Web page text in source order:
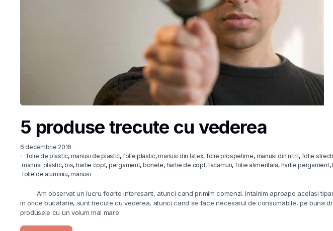
5 produse trecute cu vederea
6 decembrie 2016
folie de plastic, manusi de plastic, folie plastic, manusi din latex, folie prospetime, manusi din nitril, folie strech
manusi plastic, bis, hartie copt, pergament, bonete, hartie de copt, tacamuri, folie alimentara, hartie pergament,
folie de aluminiu, manusi
Am observat un lucru foarte interesant, atunci cand primim comenzi. Intalnim aproape acelasi
in orice bucatarie, sunt trecute cu vederea, atunci cand se face necesarul de consumabile, pe buna
produsele cu un volum mai mare